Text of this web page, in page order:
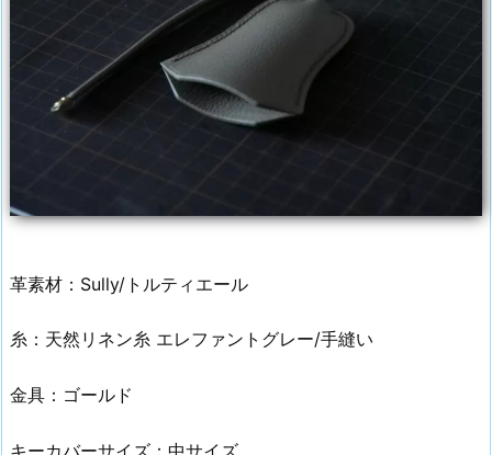
革素材：Sully/トルティエール
糸：天然リネン糸 エレファントグレー/手縫い
金具：ゴールド
キーカバーサイズ：中サイズ